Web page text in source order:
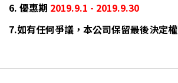
6. 優惠期 2019.9.1 - 2019.9.30
7.如有任何爭議，本公司保留最後決定權